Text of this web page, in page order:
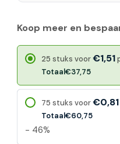
Koop meer en
25 stuks voor€1,51
Totaal€37,75
75 stuks voor€0,81
Totaal€60,75
- 46%